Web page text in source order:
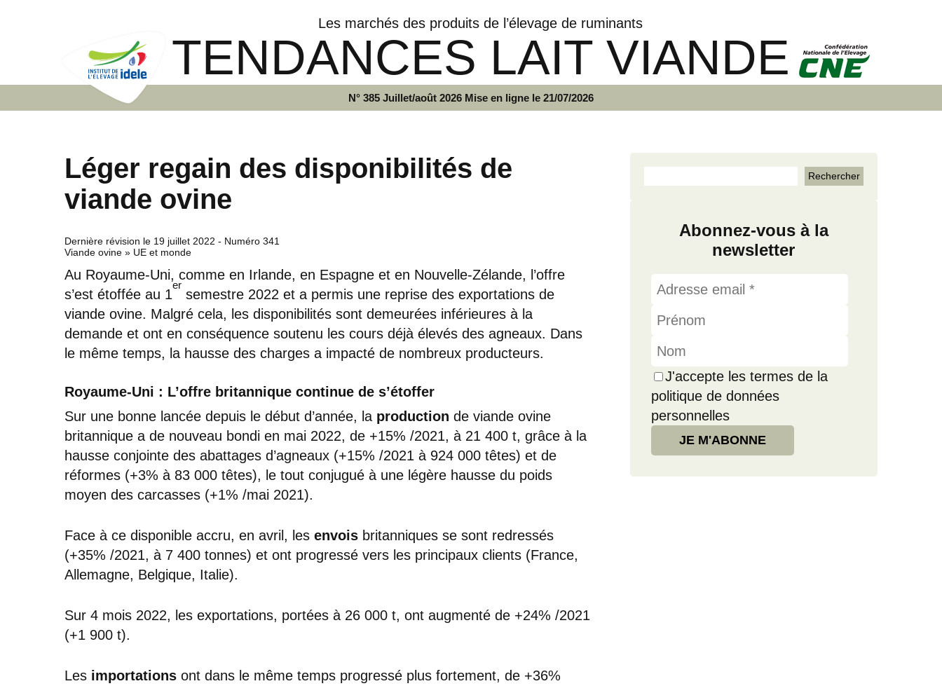
Les marchés des produits de l’élevage de ruminants
TENDANCES LAIT VIANDE
N° 385 Juillet/août 2026 Mise en ligne le 21/07/2026
Léger regain des disponibilités de
viande ovine
Dernière révision le 19 juillet 2022 - Numéro 341
Viande ovine » UE et monde
Au Royaume-Uni, comme en Irlande, en Espagne et en Nouvelle-Zélande, l’offre
s’est étoffée au 1
er
semestre 2022 et a permis une reprise des exportations de
viande ovine. Malgré cela, les disponibilités sont demeurées inférieures à la
demande et ont en conséquence soutenu les cours déjà élevés des agneaux. Dans
le même temps, la hausse des charges a impacté de nombreux producteurs.
Royaume-Uni : L’offre britannique continue de s’étoffer
Sur une bonne lancée depuis le début d’année, la production de viande ovine
britannique a de nouveau bondi en mai 2022, de +15% /2021, à 21 400 t, grâce à la
hausse conjointe des abattages d’agneaux (+15% /2021 à 924 000 têtes) et de
réformes (+3% à 83 000 têtes), le tout conjugué à une légère hausse du poids
moyen des carcasses (+1% /mai 2021).
Face à ce disponible accru, en avril, les envois britanniques se sont redressés
(+35% /2021, à 7 400 tonnes) et ont progressé vers les principaux clients (France,
Allemagne, Belgique, Italie).
Sur 4 mois 2022, les exportations, portées à 26 000 t, ont augmenté de +24% /2021
(+1 900 t).
Les importations ont dans le même temps progressé plus fortement, de +36%
Abonnez-vous à la
newsletter
J'accepte les termes de la
politique de données
personnelles